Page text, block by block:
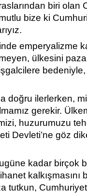
biri olan
bize ki
emperyalizme
ülkesini
işgalcilere
doğru ilerlerken,
gerekir.
huzurumuzu
Devleti’ne göz
kadar birçok
kalkışmasını
tutkun,